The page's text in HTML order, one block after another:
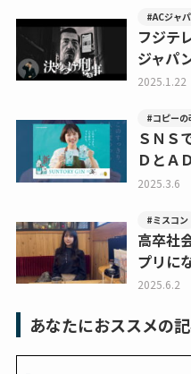
#ACジャ
フジテ
ジャパ
2025.1.22
#コピーの
ＳＮＳ
ＤとＡ
2025.3.6
#ミスコン
高卒社
プリに
2025.6.2
あなたにおススメの